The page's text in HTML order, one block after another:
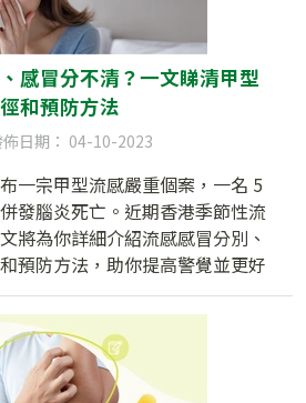
感冒分不清？一文睇清甲型
和預防方法
佈日期： 04-10-2023
一宗甲型流感嚴重個案，一名 5
發腦炎死亡。近期香港季節性流
將為你詳細介紹流感感冒分別、
預防方法，助你提高警覺並更好